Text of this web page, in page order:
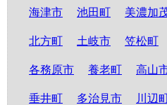
海津市 池田町 美濃加
北方町 土岐市 笠松町
各務原市 養老町 高山
垂井町 多治見市 川辺